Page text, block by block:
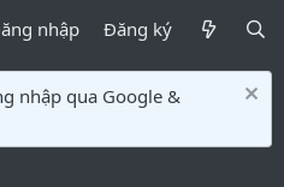
nhập Đăng ký
nhập qua Google &